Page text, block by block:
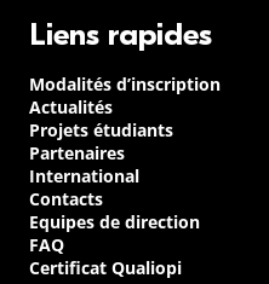
Liens rapides
Modalités d’inscription
Actualités
Projets étudiants
Partenaires
International
Contacts
Equipes de direction
FAQ
Certificat Qualiopi